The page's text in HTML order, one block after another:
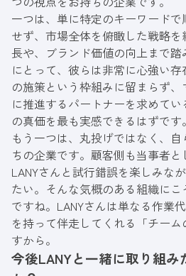
一つは、単に特定のキーワード
せず、市場全体を俯瞰した戦略
長や、ブランド価値の向上まで
にとって、彼らは非常に心強い
の施策という枠組みに留まらず
に推進するパートナーを求めてい
の真価を最も実感できるはずです。
もう一つは、丸投げではなく、
ちの企業です。顧客側も当事者と
LANYさんと試行錯誤を楽しみな
たい。そんな気概のある組織に
ですね。LANYさんは単なる作業
を持って伴走してくれる「チー
すから。
今後LANYと一緒に取り組